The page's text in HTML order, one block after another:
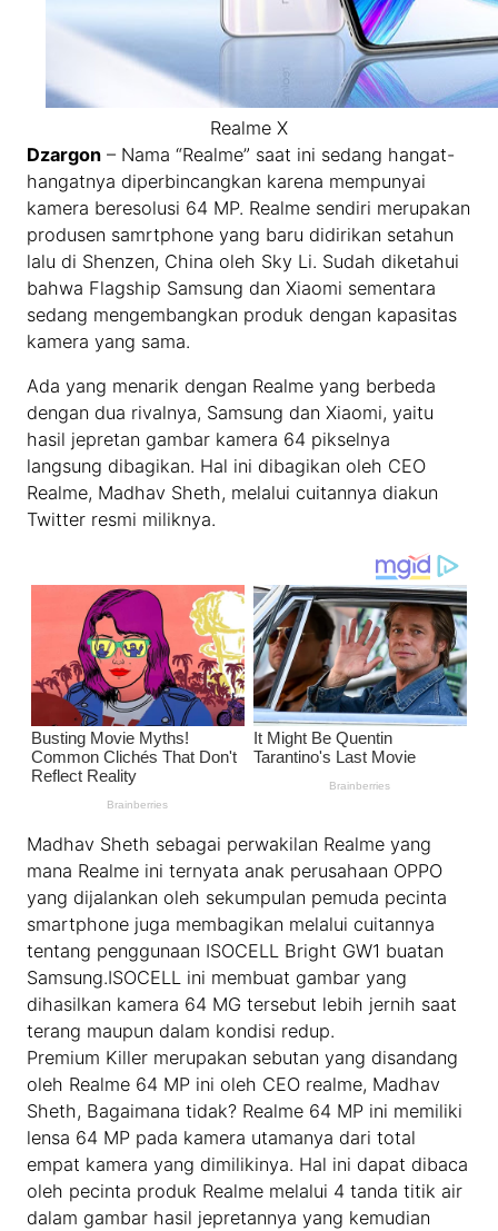
Realme X
Dzargon – Nama “Realme” saat ini sedang hangat-
hangatnya diperbincangkan karena mempunyai
kamera beresolusi 64 MP. Realme sendiri merupakan
produsen samrtphone yang baru didirikan setahun
lalu di Shenzen, China oleh Sky Li. Sudah diketahui
bahwa Flagship Samsung dan Xiaomi sementara
sedang mengembangkan produk dengan kapasitas
kamera yang sama.
Ada yang menarik dengan Realme yang berbeda
dengan dua rivalnya, Samsung dan Xiaomi, yaitu
hasil jepretan gambar kamera 64 pikselnya
langsung dibagikan. Hal ini dibagikan oleh CEO
Realme, Madhav Sheth, melalui cuitannya diakun
Twitter resmi miliknya.
Madhav Sheth sebagai perwakilan Realme yang
mana Realme ini ternyata anak perusahaan OPPO
yang dijalankan oleh sekumpulan pemuda pecinta
smartphone juga membagikan melalui cuitannya
tentang penggunaan ISOCELL Bright GW1 buatan
Samsung.ISOCELL ini membuat gambar yang
dihasilkan kamera 64 MG tersebut lebih jernih saat
terang maupun dalam kondisi redup.
Premium Killer merupakan sebutan yang disandang
oleh Realme 64 MP ini oleh CEO realme, Madhav
Sheth, Bagaimana tidak? Realme 64 MP ini memiliki
lensa 64 MP pada kamera utamanya dari total
empat kamera yang dimilikinya. Hal ini dapat dibaca
oleh pecinta produk Realme melalui 4 tanda titik air
dalam gambar hasil jepretannya yang kemudian